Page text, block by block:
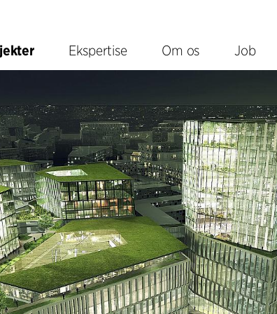
Ekspertise Om os Job